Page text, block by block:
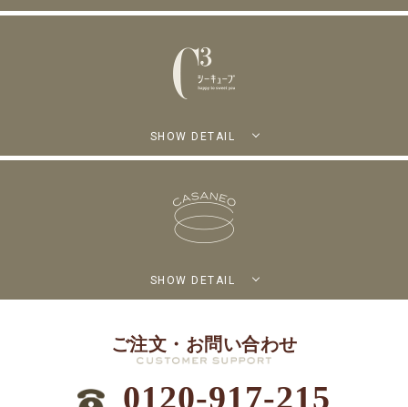
SHOW DETAIL
SHOW DETAIL
ご注文・お問い合わせ
0120-917-215